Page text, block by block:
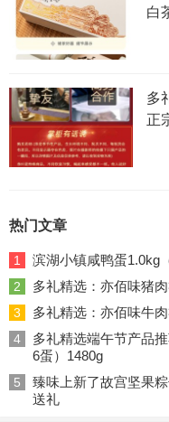
白
多
正
热门文章
1 滨湖小镇咸鸭蛋1.0kg
2 多礼精选：亦佰味猪
3 多礼精选：亦佰味牛
4
多礼精选端午节产品
6蛋）1480g
5
臻味上新了故宫坚果
送礼